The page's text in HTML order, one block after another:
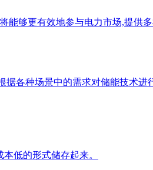
能够更有效地参与电力市场,提供
各种场景中的需求对储能技术进
低的形式储存起来。